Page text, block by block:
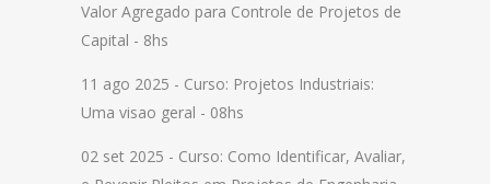
Valor Agregado para Controle de Projetos de
Capital - 8hs
11 ago 2025 - Curso: Projetos Industriais:
Uma visao geral - 08hs
02 set 2025 - Curso: Como Identificar, Avaliar,